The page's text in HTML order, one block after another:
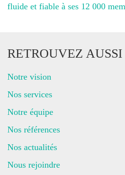
fluide et fiable à ses 12 000
RETROUVEZ AUSSI
Notre vision
Nos services
Notre équipe
Nos références
Nos actualités
Nous rejoindre